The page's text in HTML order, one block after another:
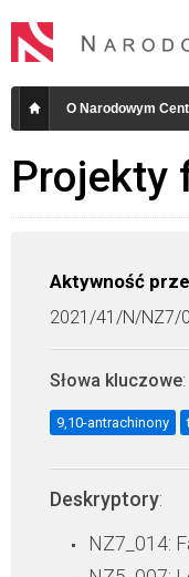
O Narodowym
Projekty
Aktywność
2021/41/N/NZ7/
Słowa kluczowe:
9,10-antrachinony
Deskryptory:
NZ7_014: